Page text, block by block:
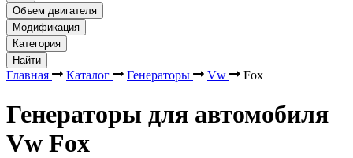
Объем двигателя
Модификация
Категория
Найти
Главная Каталог Генераторы Vw Fox
Генераторы для автомобиля
Vw Fox